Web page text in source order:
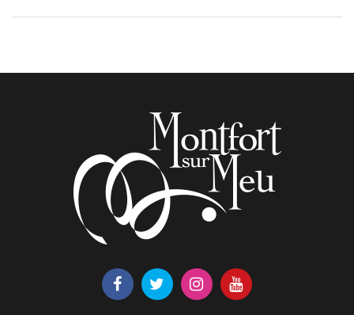
Lien Lien Lien Lien